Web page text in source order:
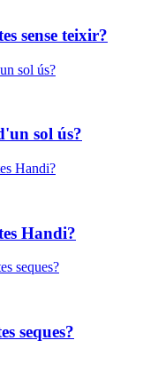
sense teixir?
sol ús?
Handi?
seques?